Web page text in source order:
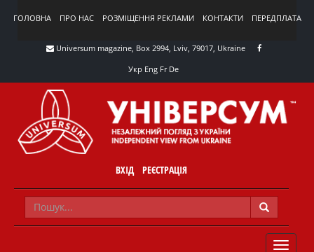
ГОЛОВНА ПРО НАС РОЗМІЩЕННЯ РЕКЛАМИ КОНТАКТИ ПЕРЕДПЛАТА
Universum magazine, Box 2994, Lviv, 79017, Ukraine
Укр Eng Fr De
ВХІД РЕЄСТРАЦІЯ
TOGGLE